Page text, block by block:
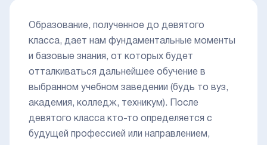
Образование, полученное до девятого
класса, дает нам фундаментальные моменты
и базовые знания, от которых будет
отталкиваться дальнейшее обучение в
выбранном учебном заведении (будь то вуз,
академия, колледж, техникум). После
девятого класса кто-то определяется с
будущей профессией или направлением,